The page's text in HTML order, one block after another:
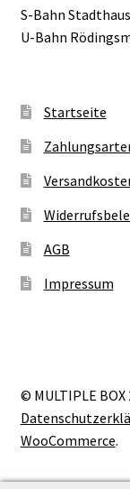
S-Bahn
U-Bahn
Startseite
AGB
Impressum
© MULTIPLE BOX
WooCommerce.